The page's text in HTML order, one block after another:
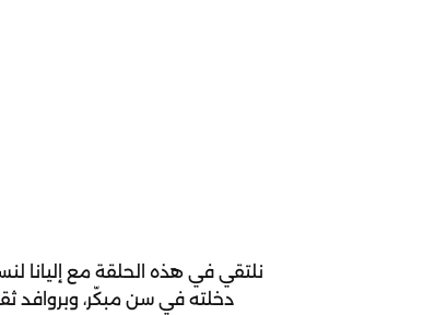
نلتقي في هذه الحلقة مع إليانا
دخلته في سن مبكّر، وبروافد